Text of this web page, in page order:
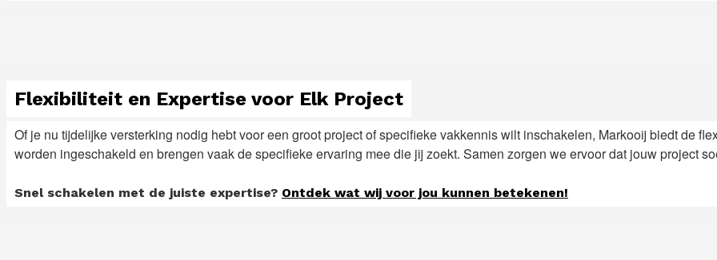
Flexibiliteit en Expertise voor Elk Project
Of je nu tijdelijke versterking nodig hebt voor een groot project of specifieke vakkennis wilt inschakelen, Markooij biedt de
worden ingeschakeld en brengen vaak de specifieke ervaring mee die jij zoekt. Samen zorgen we ervoor dat jouw project
Snel schakelen met de juiste expertise? Ontdek wat wij voor jou kunnen betekenen!